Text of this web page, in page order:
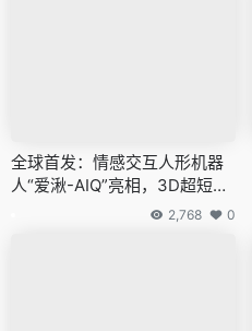
全球首发：情感交互人形机器
人“爱湫-AIQ”亮相，3D超短焦
2,768 0